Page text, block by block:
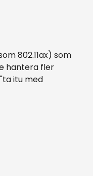
802.11ax) som
hantera fler
itu med